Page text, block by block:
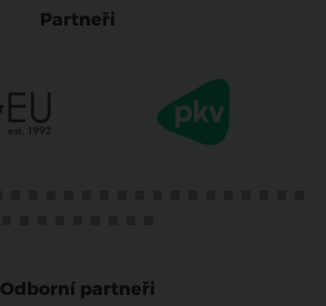
Partneři
Odborní partneři